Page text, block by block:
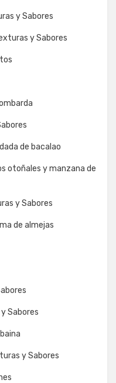
y Sabores
y Sabores
de bacalao
otoñales y manzana de
y Sabores
de almejas
Sabores
y Sabores